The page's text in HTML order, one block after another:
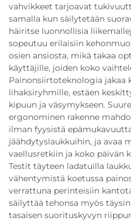
vahvikkeet tarjoavat
samalla kun säilytetään
häiritse luonnollisia
sopeutuu erilaisiin
osien ansiosta, mikä takaa
käyttäjille, joiden koko
Painonsiirtoteknologia jakaa
lihaksiryhmille, estäen
kipuun ja väsymykseen.
ergonominen rakenne
ilman fyysistä
jäähdytyslaukkuihin, ja avaa
vaellusretkiin ja koko päivän
Testit täyteen ladatuilla
vähentymistä koetussa
verrattuna perinteisiin
säilyttää tehonsa myös
tasaisen suorituskyvyn